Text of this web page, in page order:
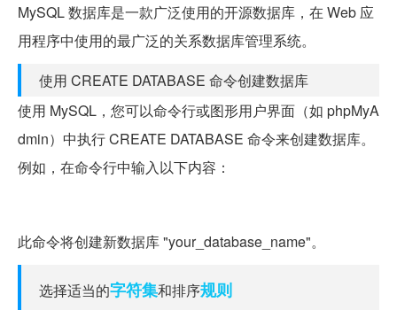
MySQL 数据库是一款广泛使用的开源数据库，在 Web 应
用程序中使用的最广泛的关系数据库管理系统。
使用 CREATE DATABASE 命令创建数据库
使用 MySQL，您可以命令行或图形用户界面（如 phpMyA
dmin）中执行 CREATE DATABASE 命令来创建数据库。
例如，在命令行中输入以下内容：
此命令将创建新数据库 "your_database_name"。
选择适当的字符集和排序规则